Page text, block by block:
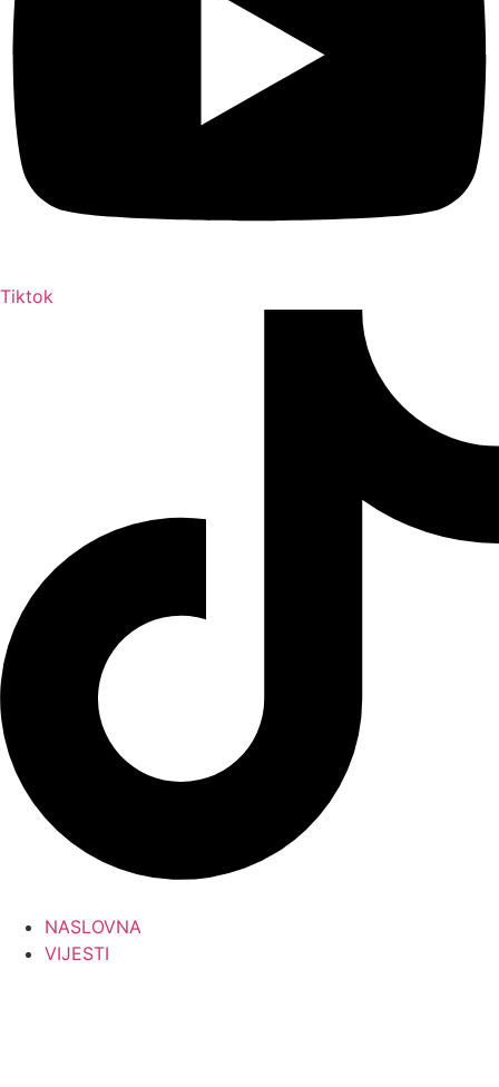
Tiktok
NASLOVNA
VIJESTI